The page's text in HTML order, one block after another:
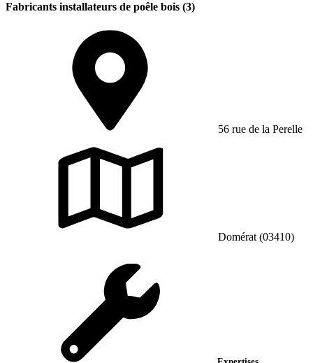
Fabricants installateurs de poêle bois (3)
56 rue de la Perelle
Domérat (03410)